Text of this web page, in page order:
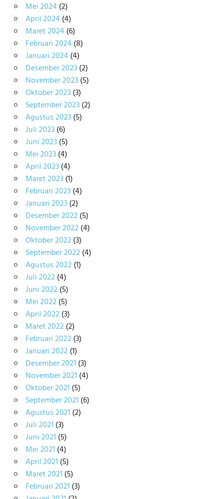
Mei 2024(2)
April 2024(4)
Maret 2024(6)
Februari 2024(8)
Januari 2024(4)
Desember 2023(2)
November 2023(5)
Oktober 2023(3)
September 2023(2)
Agustus 2023(5)
Juli 2023(6)
Juni 2023(5)
Mei 2023(4)
April 2023(4)
Maret 2023(1)
Februari 2023(4)
Januari 2023(2)
Desember 2022(5)
November 2022(4)
Oktober 2022(3)
September 2022(4)
Agustus 2022(1)
Juli 2022(4)
Juni 2022(5)
Mei 2022(5)
April 2022(3)
Maret 2022(2)
Februari 2022(3)
Januari 2022(1)
Desember 2021 (3)
November 2021 (4)
Oktober 2021 (5)
September 2021 (6)
Agustus 2021 (2)
Juli 2021 (3)
Juni 2021 (5)
Mei 2021 (4)
April 2021 (5)
Maret 2021 (5)
Februari 2021 (3)